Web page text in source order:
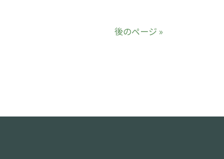
後のページ »